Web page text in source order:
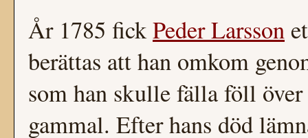
År 1785 fickPeder Larsson
berättas att han omkom
som han skulle fälla föll
gammal. Efter hans död